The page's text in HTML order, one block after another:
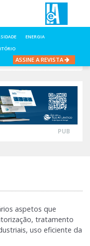
ENERGIA
ASSINE A REVISTA
PUB
aspetos que
tratamento
uso eficiente da